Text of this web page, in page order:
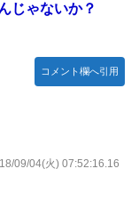
タ118 懺悔小ネタ
じゃないか？
コメント欄へ引用
09/04(火) 07:52:16.16